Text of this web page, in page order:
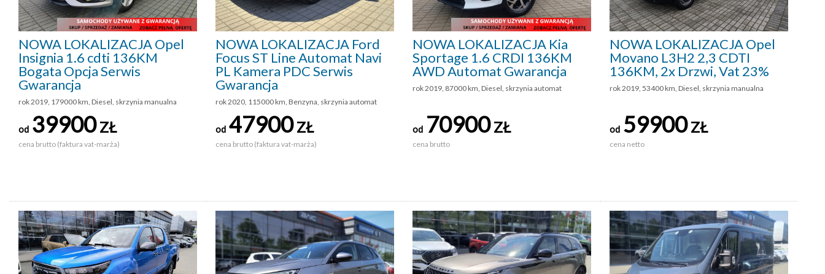
NOWA LOKALIZACJA Opel
Insignia 1.6 cdti 136KM
Bogata Opcja Serwis
Gwarancja
rok 2019, 179000 km, Diesel, skrzynia manualna
od 39900ZŁ
cena brutto (faktura vat-marża)
NOWA LOKALIZACJA Ford
Focus ST Line Automat Navi
PL Kamera PDC Serwis
Gwarancja
rok 2020, 115000 km, Benzyna, skrzynia automat
od 47900ZŁ
cena brutto (faktura vat-marża)
NOWA LOKALIZACJA Kia
Sportage 1.6 CRDI 136KM
AWD Automat Gwarancja
rok 2019, 87000 km, Diesel, skrzynia automat
od 70900ZŁ
cena brutto
NOWA LOKALIZACJA Opel
Movano L3H2 2,3 CDTI
136KM, 2x Drzwi, Vat 23%
rok 2019, 53400 km, Diesel, skrzynia manualna
od 59900ZŁ
cena netto